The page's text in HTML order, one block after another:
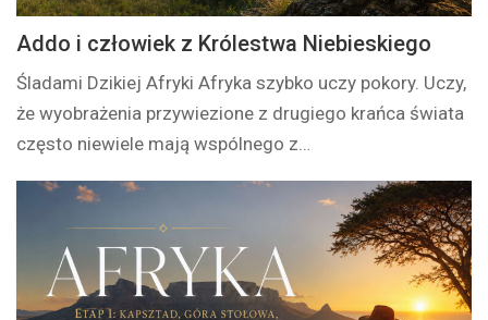
Addo i człowiek z Królestwa Niebieskiego
Śladami Dzikiej Afryki Afryka szybko uczy pokory. Uczy,
że wyobrażenia przywiezione z drugiego krańca świata
często niewiele mają wspólnego z…